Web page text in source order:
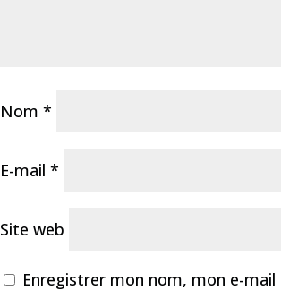
Nom*
E-mail*
Site web
Enregistrer mon nom, mon e-